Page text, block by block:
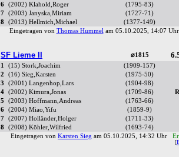
6
(2002) Klahold,Roger (1795-83)
7
(2003) Janyska,Miriam (1727-71)
8
(2013) Hellmich,Michael (1377-149)
Eingetragen von Thomas Hummelam 05.10.2025, 14:07
SF Lieme II ⌀1815
1 (15) Stork,Joachim (1909-157)
2
(16) Sieg,Karsten (1975-50)
3
(2001) Langenhop,Lars (1904-98)
4
(2002) Kimura,Jonas (1709-86)
5
(2003) Hoffmann,Andreas (1763-66)
6
(2004) Miao,Yifu (1859-9)
7
(2007) Holländer,Holger (1711-33)
8
(2008) Köhler,Wilfried (1693-74)
Eingetragen von Karsten Sieg am 05.10.2025, 14:32 Uhr
[